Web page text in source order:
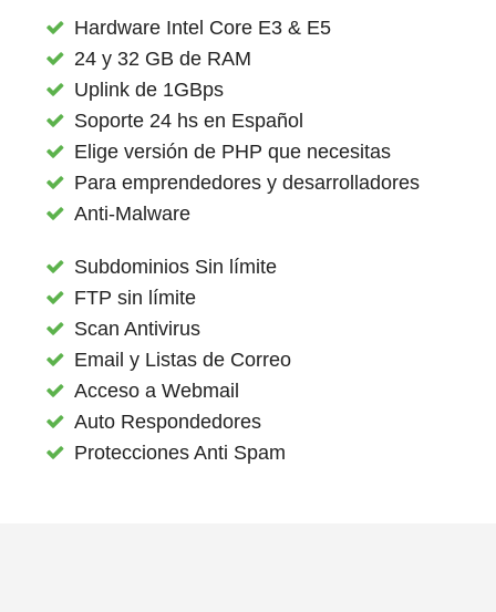
Hardware Intel Core E3 & E5
24 y 32 GB de RAM
Uplink de 1GBps
Soporte 24 hs en Español
Elige versión de PHP que necesitas
Para emprendedores y desarrolladores
Anti-Malware
Subdominios Sin límite
FTP sin límite
Scan Antivirus
Email y Listas de Correo
Acceso a Webmail
Auto Respondedores
Protecciones Anti Spam